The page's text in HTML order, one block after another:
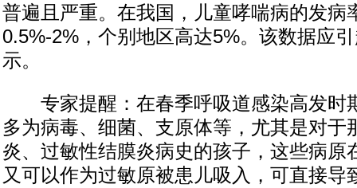
普遍且严重。在我国，儿童哮喘病的发病
0.5%-2%，个别地区高达5%。该数据应
示。
专家提醒：在春季呼吸道感染高发时
多为病毒、细菌、支原体等，尤其是对于
炎、过敏性结膜炎病史的孩子，这些病原
又可以作为过敏原被患儿吸入，可直接导